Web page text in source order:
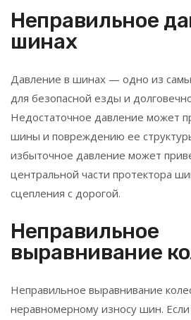
Неправильное
шинах
Давление в шинах — одно из
для безопасной езды и
Недостаточное давление может
шины и повреждению ее
избыточное давление может
центральной части протектора
сцепления с дорогой.
Неправильное
выравнивание
Неправильное выравнивание
неравномерному износу шин. Если